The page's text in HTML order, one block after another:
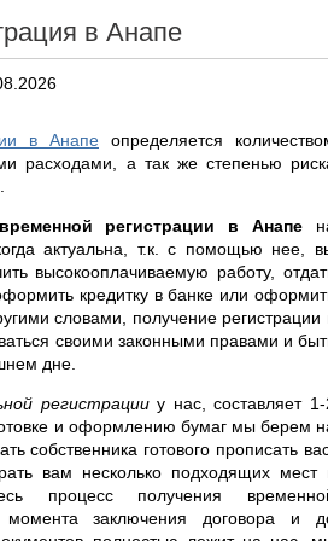
в Анапе
в Анапе определяется
расходами, а так же степенью
временной регистрации в Анапе
актуальна, т.к. с помощью нее,
высокооплачиваемую работу,
кредитку в банке или
словами, получение регистрации
своими законными правами и
дне.
регистрацииу нас, составляет
и оформлению бумаг мы берем
собственника готового прописать
вам несколько подходящих мест
процесс получения
заключения договора и